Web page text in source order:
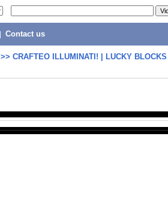
Contact us
>> CRAFTEO ILLUMINATI! | LUCKY